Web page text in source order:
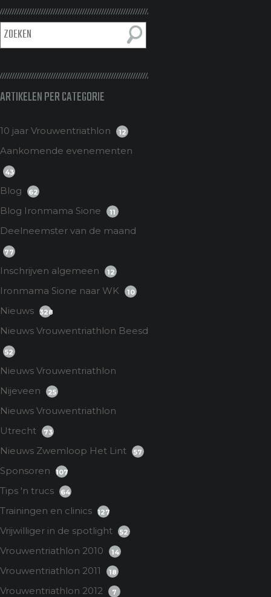
ARTIKELEN PER CATEGORIE
10 jaar Vrouwentriathlon 12
Aankomende evenementen
43
Blog 62
Blog Ironmama Sione 11
Deelneemster van de maand
77
Inschrijven algemeen 12
Ironmama Sione naar WK 10
Nieuws 328
Nieuws Vrouwentriathlon Beesd
52
Nieuws Vrouwentriathlon
Nijeveen
25
Nieuws Vrouwentriathlon
Utrecht
73
Nieuws Zwemloop Het Lint 57
Sponsoren 107
Tips 'n trucs 64
Trainingen en clinics 127
Vrijwilliger in de spotlight 52
Vrouwentriathlon 2010 14
Vrouwentriathlon 2011 18
Vrouwentriathlon 2012 7